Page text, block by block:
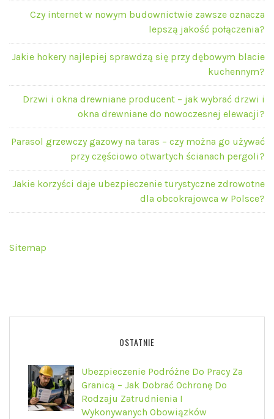
Czy internet w nowym budownictwie zawsze oznacza
lepszą jakość połączenia?
Jakie hokery najlepiej sprawdzą się przy dębowym blacie
kuchennym?
Drzwi i okna drewniane producent – jak wybrać drzwi i
okna drewniane do nowoczesnej elewacji?
Parasol grzewczy gazowy na taras – czy można go używać
przy częściowo otwartych ścianach pergoli?
Jakie korzyści daje ubezpieczenie turystyczne zdrowotne
dla obcokrajowca w Polsce?
Sitemap
OSTATNIE
Ubezpieczenie Podróżne Do Pracy Za
Granicą – Jak Dobrać Ochronę Do
Rodzaju Zatrudnienia I
Wykonywanych Obowiązków